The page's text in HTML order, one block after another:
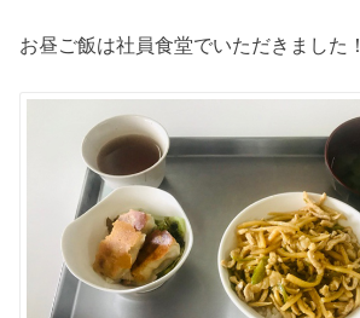
お昼ご飯は社員食堂でいただきました！